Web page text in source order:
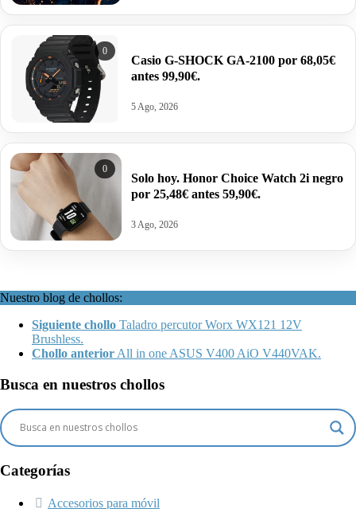
0
Casio G-SHOCK GA-2100 por 68,05€
antes 99,90€.
5 Ago, 2026
0
Solo hoy. Honor Choice Watch 2i negro
por 25,48€ antes 59,90€.
3 Ago, 2026
Nuestro blog de chollos:
Siguiente chollo Taladro percutor Worx WX121 12V
Brushless.
Chollo anterior All in one ASUS V400 AiO V440VAK.
Busca en nuestros chollos
Categorías
Accesorios para móvil